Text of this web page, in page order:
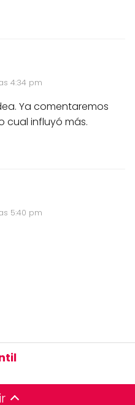
4:34 pm
Ya comentaremos
cual influyó más.
5:40 pm